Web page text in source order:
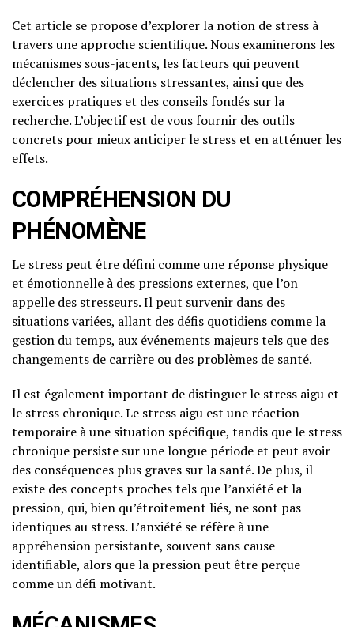
Cet article se propose d’explorer la notion de stress à
travers une approche scientifique. Nous examinerons les
mécanismes sous-jacents, les facteurs qui peuvent
déclencher des situations stressantes, ainsi que des
exercices pratiques et des conseils fondés sur la
recherche. L’objectif est de vous fournir des outils
concrets pour mieux anticiper le stress et en atténuer les
effets.
COMPRÉHENSION DU
PHÉNOMÈNE
Le stress peut être défini comme une réponse physique
et émotionnelle à des pressions externes, que l’on
appelle des stresseurs. Il peut survenir dans des
situations variées, allant des défis quotidiens comme la
gestion du temps, aux événements majeurs tels que des
changements de carrière ou des problèmes de santé.
Il est également important de distinguer le stress aigu et
le stress chronique. Le stress aigu est une réaction
temporaire à une situation spécifique, tandis que le stress
chronique persiste sur une longue période et peut avoir
des conséquences plus graves sur la santé. De plus, il
existe des concepts proches tels que l’anxiété et la
pression, qui, bien qu’étroitement liés, ne sont pas
identiques au stress. L’anxiété se réfère à une
appréhension persistante, souvent sans cause
identifiable, alors que la pression peut être perçue
comme un défi motivant.